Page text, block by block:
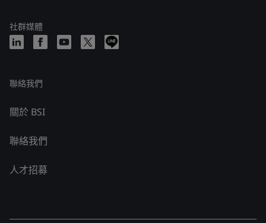
社群媒體
聯絡我們
關於 BSI
聯絡我們
人才招募